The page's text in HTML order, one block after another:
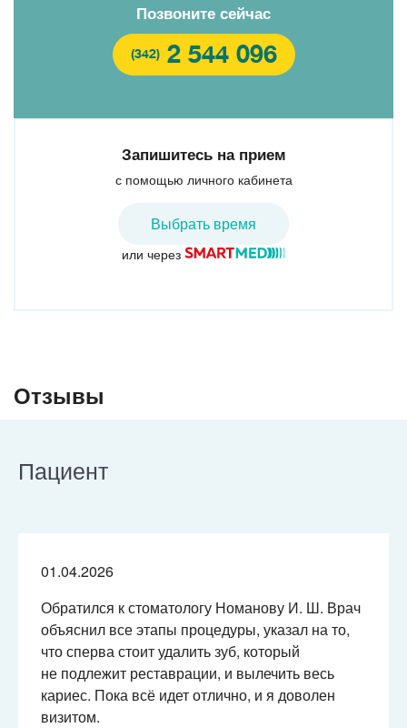
Номанов Исломбек
Врач-стоматолог-ортопед
Кусаев Кирим Харонович
отделением-врач-стоматолог
Буторин Кирилл
Врач-стоматолог-хирург, врач-стоматолог-
Позвоните сейчас
(342) 2 544 096
Запишитесь на прием
с помощью личного кабинета
Выбрать время
или через
Отзывы
Пациент
01.04.2026
Обратился к стоматологу Номанову И. Ш. Врач
объяснил все этапы процедуры, указал на то,
что сперва стоит удалить зуб, который
не подлежит реставрации, и вылечить весь
кариес. Пока всё идет отлично, и я доволен
визитом.